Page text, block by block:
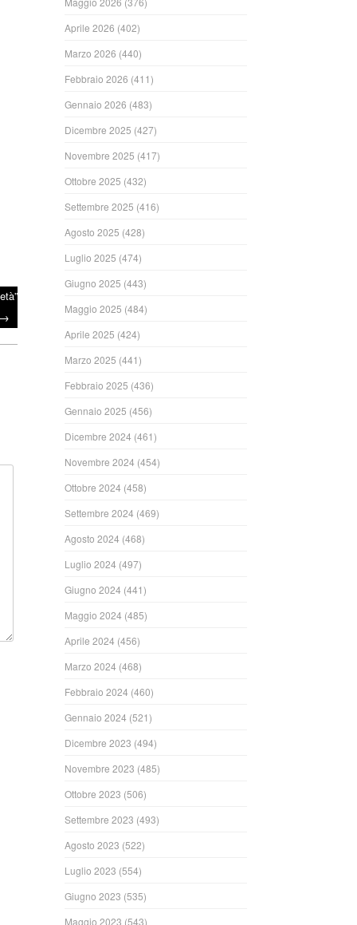
→
Aprile 2026 (402)
Marzo 2026 (440)
Febbraio 2026 (411)
Gennaio 2026 (483)
Dicembre 2025 (427)
Novembre 2025 (417)
Ottobre 2025 (432)
Settembre 2025 (416)
Agosto 2025 (428)
Luglio 2025 (474)
Giugno 2025 (443)
Maggio 2025 (484)
Aprile 2025 (424)
Marzo 2025 (441)
Febbraio 2025 (436)
Gennaio 2025 (456)
Dicembre 2024 (461)
Novembre 2024 (454)
Ottobre 2024 (458)
Settembre 2024 (469)
Agosto 2024 (468)
Luglio 2024 (497)
Giugno 2024 (441)
Maggio 2024 (485)
Aprile 2024 (456)
Marzo 2024 (468)
Febbraio 2024 (460)
Gennaio 2024 (521)
Dicembre 2023 (494)
Novembre 2023 (485)
Ottobre 2023 (506)
Settembre 2023 (493)
Agosto 2023 (522)
Luglio 2023 (554)
Giugno 2023 (535)
Maggio 2023 (543)